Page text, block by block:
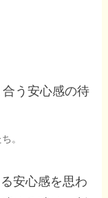
。
安心感を思わ